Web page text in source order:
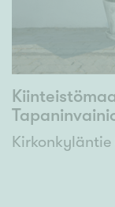
Kirkonkyläntie